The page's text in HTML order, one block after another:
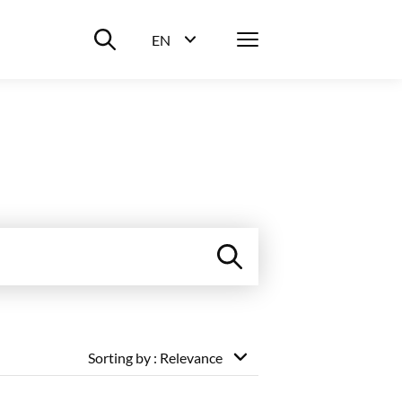
Suche ein-/ausblenden
EN
Menü
Sorting by : Relevance